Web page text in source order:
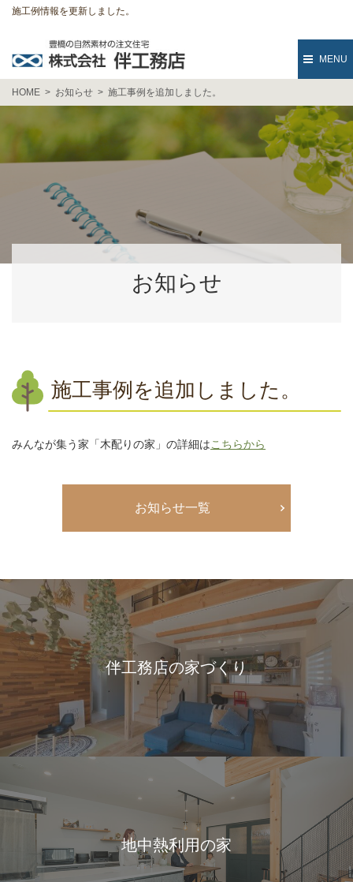
施工例情報を更新しました。
MENU
HOME お知らせ 施工事例を追加しました。
お知らせ
施工事例を追加しました。
みんなが集う家「木配りの家」の詳細はこちらから
お知らせ一覧
伴工務店の家づくり
地中熱利用の家